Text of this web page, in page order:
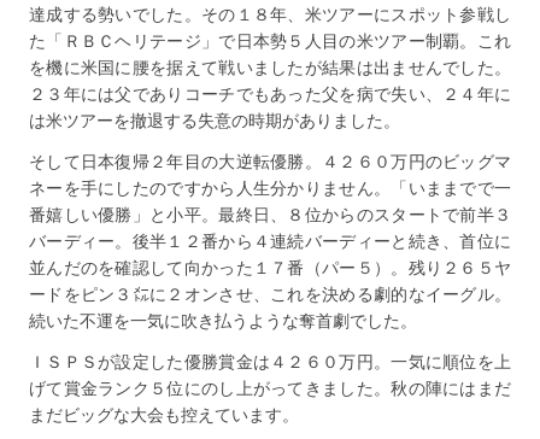
達成する勢いでした。その１８年、米ツアーにスポット参戦し
た「ＲＢＣヘリテージ」で日本勢５人目の米ツアー制覇。これ
を機に米国に腰を据えて戦いましたが結果は出ませんでした。
２３年には父でありコーチでもあった父を病で失い、２４年に
は米ツアーを撤退する失意の時期がありました。
そして日本復帰２年目の大逆転優勝。４２６０万円のビッグマ
ネーを手にしたのですから人生分かりません。「いままでで一
番嬉しい優勝」と小平。最終日、８位からのスタートで前半３
バーディー。後半１２番から４連続バーディーと続き、首位に
並んだのを確認して向かった１７番（パー５）。残り２６５ヤ
ードをピン３㍍に２オンさせ、これを決める劇的なイーグル。
続いた不運を一気に吹き払うような奪首劇でした。
ＩＳＰＳが設定した優勝賞金は４２６０万円。一気に順位を上
げて賞金ランク５位にのし上がってきました。秋の陣にはまだ
まだビッグな大会も控えています。